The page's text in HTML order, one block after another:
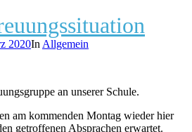
2020In Allgemein
an unserer Schule.
am kommenden Montag wieder hier
getroffenen Absprachen erwartet.